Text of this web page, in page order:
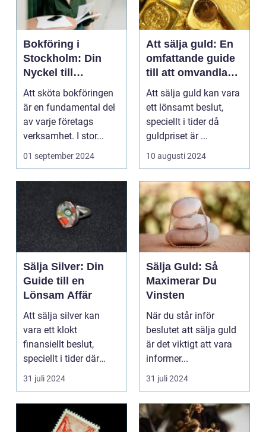
Bokföring i
Stockholm: Din
Nyckel till
Framgångsrik
Företagsledning
Att sköta bokföringen
är en fundamental del
av varje företags
verksamhet. I stor...
01 september 2024
Att sälja guld: En
omfattande guide
till att omvandla
dina ädelmetaller
till pengar
Att sälja guld kan vara
ett lönsamt beslut,
speciellt i tider då
guldpriset är ...
10 augusti 2024
Sälja Silver: Din
Guide till en
Lönsam Affär
Att sälja silver kan
vara ett klokt
finansiellt beslut,
speciellt i tider där
marknaden vi...
31 juli 2024
Sälja Guld: Så
Maximerar Du
Vinsten
När du står inför
beslutet att sälja guld
är det viktigt att vara
informer...
31 juli 2024